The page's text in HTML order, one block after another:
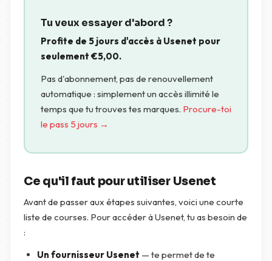
Tu veux essayer d'abord ?
Profite de 5 jours d'accès à Usenet pour
seulement €5,00.
Pas d'abonnement, pas de renouvellement
automatique : simplement un accès illimité le
temps que tu trouves tes marques. Procure-toi
le pass 5 jours →
Ce qu'il faut pour utiliser Usenet
Avant de passer aux étapes suivantes, voici une courte
liste de courses. Pour accéder à Usenet, tu as besoin de
:
Un fournisseur Usenet — te permet de te